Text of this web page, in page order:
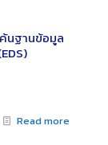
นฐานข้อมูล
Read more